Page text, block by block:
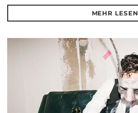
MEHR LESEN